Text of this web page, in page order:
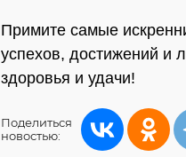
Примите самые
успехов, достижений и
здоровья и удачи!
Поделиться
новостью: